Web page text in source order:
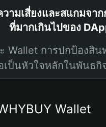
ามเสี่ยงและสแกมจา
ที่มากเกินไปของ
Wallet การปกป้องสิน
เป็นหัวใจหลักในพันธกิ
Wallet